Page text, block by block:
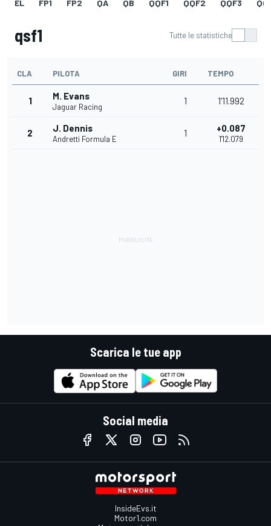
EL FP1 FP2 QA QB QQF1 QQF2 QQF3
qsf1 Tutte le statistiche
CLA PILOTA GIRI TEMPO
1 M. Evans
Jaguar Racing
1 1'11.992
2 J. Dennis
Andretti Formula E
1 +0.087
1'12.079
Scarica le tue app
Social media
InsideEvs.it
Motor1.com